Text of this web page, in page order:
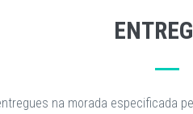
na morada especificada